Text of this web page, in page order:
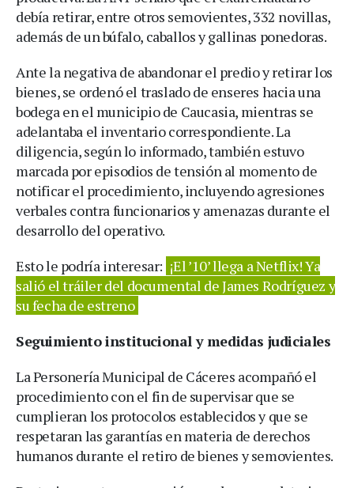
debía retirar, entre otros semovientes, 332 novillas,
además de un búfalo, caballos y gallinas ponedoras.
Ante la negativa de abandonar el predio y retirar los
bienes, se ordenó el traslado de enseres hacia una
bodega en el municipio de Caucasia, mientras se
adelantaba el inventario correspondiente. La
diligencia, según lo informado, también estuvo
marcada por episodios de tensión al momento de
notificar el procedimiento, incluyendo agresiones
verbales contra funcionarios y amenazas durante el
desarrollo del operativo.
Esto le podría interesar: ¡El ’10’ llega a Netflix! Ya
salió el tráiler del documental de James Rodríguez y
su fecha de estreno
Seguimiento institucional y medidas judiciales
La Personería Municipal de Cáceres acompañó el
procedimiento con el fin de supervisar que se
cumplieran los protocolos establecidos y que se
respetaran las garantías en materia de derechos
humanos durante el retiro de bienes y semovientes.